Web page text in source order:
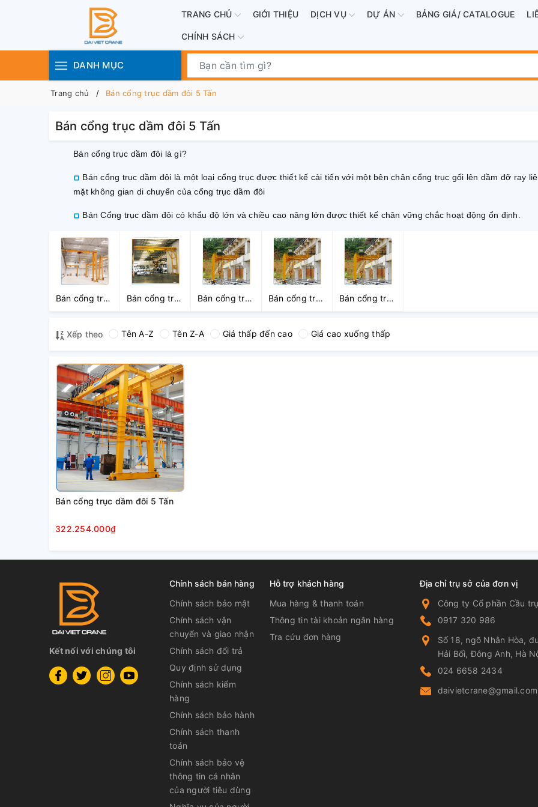
TRANG CHỦ GIỚI THIỆU DỊCH VỤ DỰ ÁN BẢNG GIÁ/ CATALOGUE
CHÍNH SÁCH
DANH MỤC
Trang chủ Bán cổng trục dầm đôi 5 Tấn
Bán cổng trục dầm đôi 5 Tấn
Bán cổng trục dầm đôi là gì?
Bán cổng trục dầm đôi là một loại cổng trục được thiết kế cải tiến với một bên chân cổng trục gối lên dầm đỡ ray
mặt không gian di chuyển của cổng trục dầm đôi
Bán Cổng trục dầm đôi có khẩu độ lớn và chiều cao nâng lớn được thiết kế chân vững chắc hoạt động ổn định.
Bán cổng trục
dầm đơn 5
Bán cổng trục
dầm đơn 10
Bán cổng trục
dầm đôi 5
Bán cổng trục
dầm đôi 10
Bán cổng trục
dầm đôi 15
Xếp theo
Tên A-Z Tên Z-A Giá thấp đến cao Giá cao xuống thấp
Bán cổng trục dầm đôi 5 Tấn
322.254.000₫
Kết nối với chúng tôi
Chính sách bán hàng
Chính sách bảo mật
Chính sách vận
chuyển và giao nhận
Chính sách đổi trả
Quy định sử dụng
Chính sách kiểm
hàng
Chính sách bảo hành
Chính sách thanh
toán
Chính sách bảo vệ
thông tin cá nhân
của người tiêu dùng
Hỗ trợ khách hàng
Mua hàng & thanh toán
Thông tin tài khoản ngân hàng
Tra cứu đơn hàng
Địa chỉ trụ sở của đơn vị
Công ty Cổ phần Cầu
0917 320 986
Số 18, ngõ Nhân Hòa,
Hải Bối, Đông Anh, Hà
024 6658 2434
daivietcrane@gmail.com